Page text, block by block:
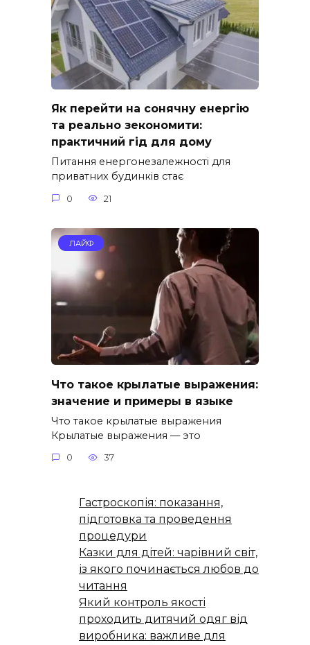
Як перейти на сонячну енергію
та реально зекономити:
практичний гід для дому
Питання енергонезалежності для
приватних будинків стає
0 21
ЛАЙФ
Что такое крылатые выражения:
значение и примеры в языке
Что такое крылатые выражения
Крылатые выражения — это
0 37
Гастроскопія: показання,
підготовка та проведення
процедури
Казки для дітей: чарівний світ,
із якого починається любов до
читання
Який контроль якості
проходить дитячий одяг від
виробника: важливе для